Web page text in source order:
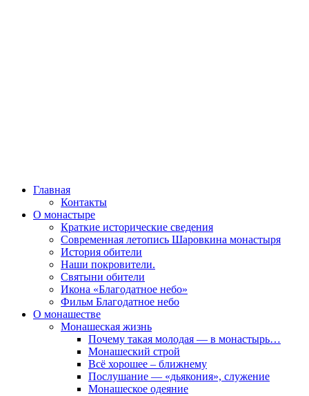
Главная
Контакты
О монастыре
Краткие исторические сведения
Современная летопись Шаровкина монастыря
История обители
Наши покровители.
Святыни обители
Икона «Благодатное небо»
Фильм Благодатное небо
О монашестве
Монашеская жизнь
Почему такая молодая — в монастырь…
Монашеский строй
Всё хорошее – ближнему
Послушание — «дьякония», служение
Монашеское одеяние